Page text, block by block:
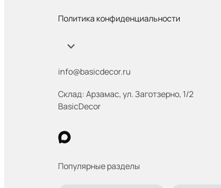
Политика конфиденциальности
info@basicdecor.ru
Склад: Арзамас,ул. Заготзерно, 1/2
BasicDecor
Популярные разделы